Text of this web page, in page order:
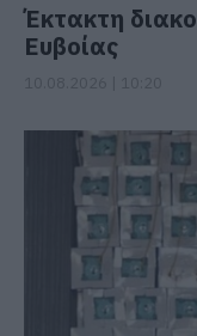
Έκτακτη
Ευβοίας